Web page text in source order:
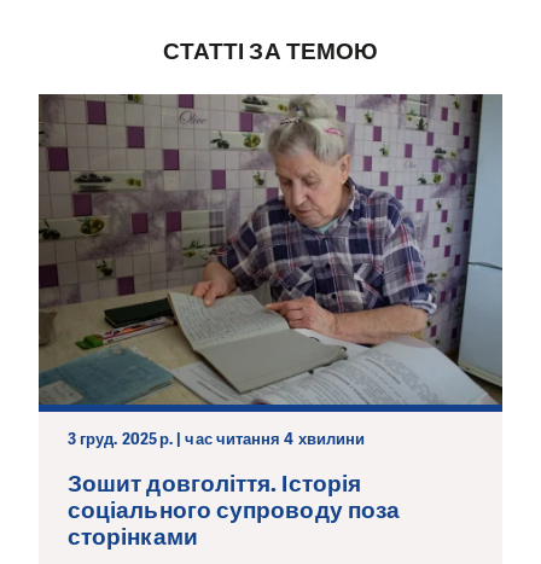
СТАТТІ ЗА ТЕМОЮ
3 груд. 2025 р. | час читання 4 хвилини
Зошит довголіття. Історія
соціального супроводу поза
сторінками